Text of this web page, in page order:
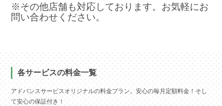
※その他店舗も対応しております。お気軽にお
問い合わせください。
各サービスの料金一覧
アドバンスサービスオリジナルの料金プラン。安心の毎月定額料金！そし
て安心の保証付き！